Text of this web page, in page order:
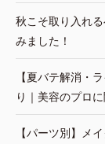
秋こそ取り入れ
みました！
【夏バテ解消・
り｜美容のプロ
【パーツ別】メ